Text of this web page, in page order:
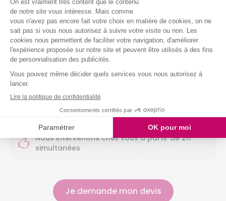
Nettoyer vos sols (carrelage, parquet,
moquette, etc.)
Entretenir votre salle de bain
Entretenir vos sanitaires
Nettoyer vos vitres
Laver votre vaisselle
Et même arroser vos plantes !
Nous intervenons chez vous à partir de 2h
simultanées
Je demande mon devis